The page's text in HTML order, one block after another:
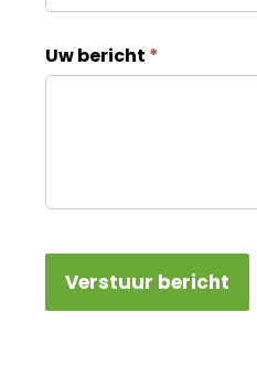
Uw bericht *
Verstuur bericht